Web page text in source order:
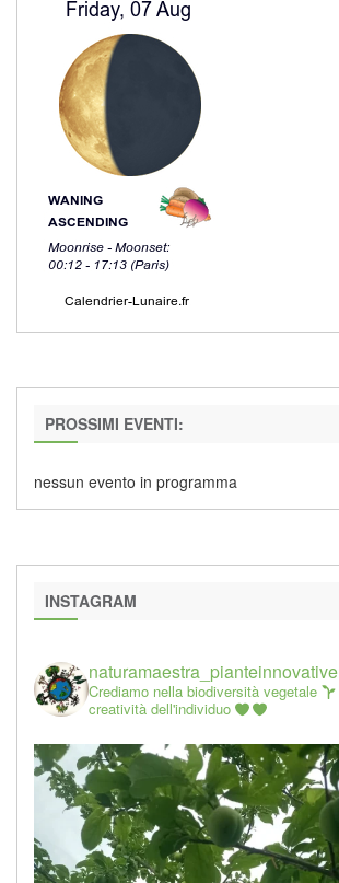
PROSSIMI EVENTI:
nessun evento in programma
INSTAGRAM
naturamaestra_pianteinnovative
Crediamo nella biodiversità vegetale
creatività dell'individuo